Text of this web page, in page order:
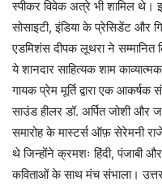
स्पीकर विवेक अत्रे भी शामिल थे।
सोसाइटी, इंडिया के प्रेसिडेंट
एडमिशंस दीपक लूथरा ने सम्मानित
ये शानदार साहित्यक शाम
गायक प्रेम मूर्ति द्वारा एक
साउंड हीलर डॉ. अर्पित जोशी और
समारोह के मास्टर्स ऑफ़ सेरेमनी
थे जिन्होंने क्रमशः हिंदी, पंजाबी
कविताओं के साथ मंच संभाला।